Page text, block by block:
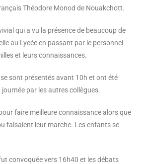
Théodore Monod de Nouakchott.
qui a vu la présence de beaucoup de
au Lycée en passant par le personnel
et leurs connaissances.
sont présentés avant 10h et ont été
par les autres collègues.
faire meilleure connaissance alors que
faisaient leur marche. Les enfants se
convoquée vers 16h40 et les débats